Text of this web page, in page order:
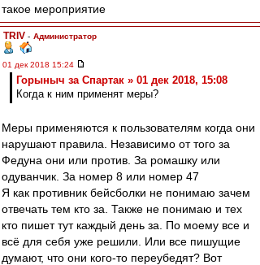
такое мероприятие
TRIV - Администратор
01 дек 2018 15:24
Горыныч за Спартак » 01 дек 2018, 15:08
Когда к ним применят меры?
Меры применяются к пользователям когда они
нарушают правила. Независимо от того за
Федуна они или против. За ромашку или
одуванчик. За номер 8 или номер 47
Я как противник бейсболки не понимаю зачем
отвечать тем кто за. Также не понимаю и тех
кто пишет тут каждый день за. По моему все и
всё для себя уже решили. Или все пишущие
думают, что они кого-то переубедят? Вот